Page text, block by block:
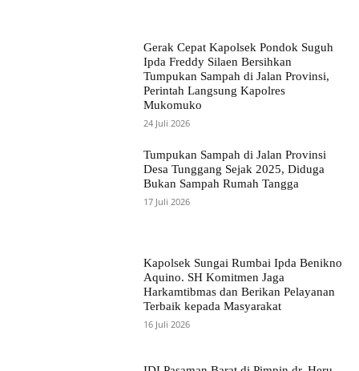
Gerak Cepat Kapolsek Pondok Suguh
Ipda Freddy Silaen Bersihkan
Tumpukan Sampah di Jalan Provinsi,
Perintah Langsung Kapolres
Mukomuko
24 Juli 2026
Tumpukan Sampah di Jalan Provinsi
Desa Tunggang Sejak 2025, Diduga
Bukan Sampah Rumah Tangga
17 Juli 2026
Kapolsek Sungai Rumbai Ipda Benikno
Aquino. SH Komitmen Jaga
Harkamtibmas dan Berikan Pelayanan
Terbaik kepada Masyarakat
16 Juli 2026